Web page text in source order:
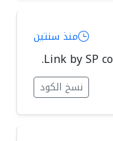
منذ سنتين
Link by SP
نسخ الكود